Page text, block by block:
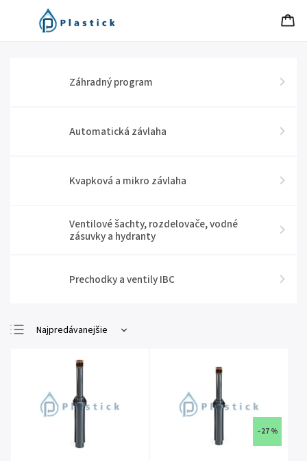
Záhradný program
Automatická závlaha
Kvapková a mikro závlaha
Ventilové šachty, rozdelovače, vodné
zásuvky a hydranty
Prechodky a ventily IBC
Najpredávanejšie
Najdrahšie
Abecedne
–27 %